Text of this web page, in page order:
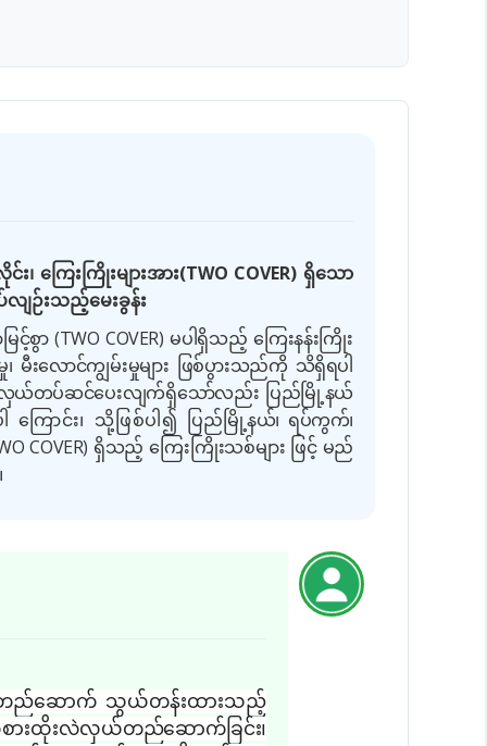
ေးကြိုးများအား(TWO COVER) ရှိသော
ျဉ်းသည့်မေးခွန်း
(TWO COVER) မပါရှိသည့် ကြေးနန်းကြိုး
မီးလောင်ကျွမ်းမှုများ ဖြစ်ပွားသည်ကို သိရှိရပါ
လဲလှယ်တပ်ဆင်ပေးလျက်ရှိသော်လည်း ပြည်မြို့နယ်
ကြောင်း၊ သို့ဖြစ်ပါ၍
ပြည်မြို့နယ်၊ ရပ်ကွက်၊
COVER) ရှိသည့် ကြေးကြိုးသစ်များ ဖြင့် မည်
တည်ဆောက်သွယ်တန်းထားသည့်
အစားထိုးလဲလှယ်တည်ဆောက်ခြင်း၊